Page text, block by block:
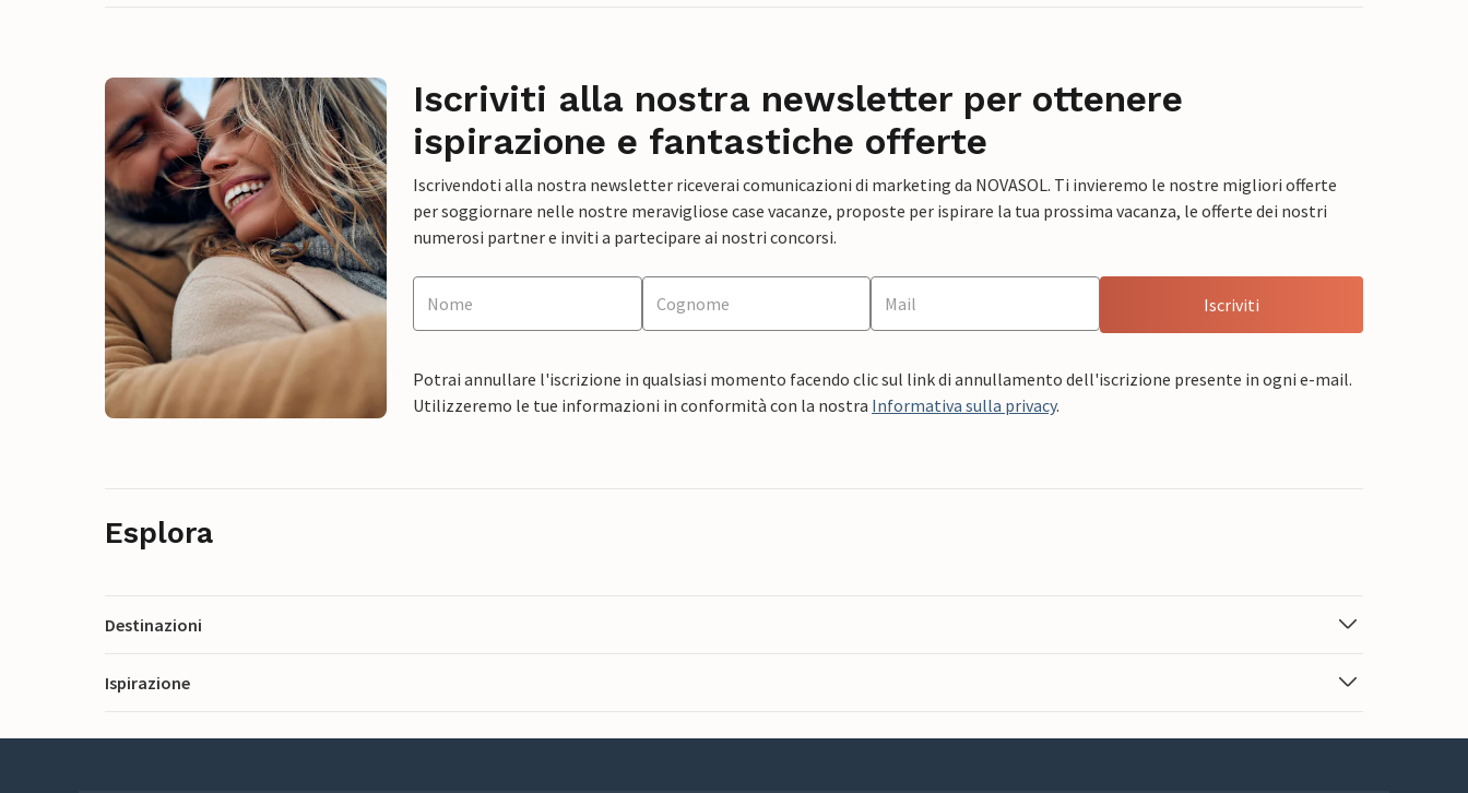
Iscriviti alla nostra newsletter per ottenere
ispirazione e fantastiche offerte
Iscrivendoti alla nostra newsletter riceverai comunicazioni di marketing da NOVASOL. Ti invieremo le nostre migliori offerte
per soggiornare nelle nostre meravigliose case vacanze, proposte per ispirare la tua prossima vacanza, le offerte dei nostri
numerosi partner e inviti a partecipare ai nostri concorsi.
Iscriviti
Potrai annullare l'iscrizione in qualsiasi momento facendo clic sul link di annullamento dell'iscrizione presente in ogni e-mail.
Utilizzeremo le tue informazioni in conformità con la nostra Informativa sulla privacy.
Esplora
Destinazioni
Ispirazione